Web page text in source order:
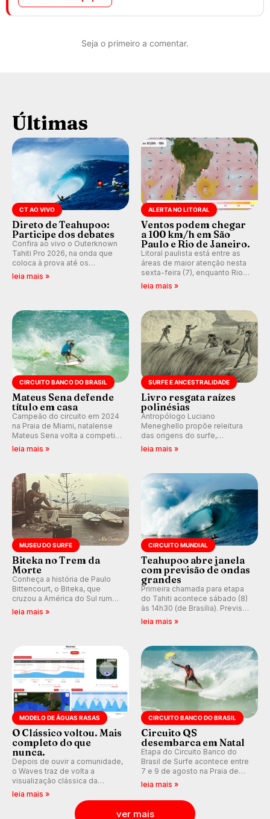
Seja o primeiro a comentar.
Últimas
CT AO VIVO
Direto de Teahupoo:
Participe dos debates
Confira ao vivo o Outerknown
Tahiti Pro 2026, na onda que
coloca à prova até os
melhores surfistas do mundo.
etapas da WSL.
leia mais »
ALERTA NO LITORAL
Ventos podem chegar
a 100 km/h em São
Paulo e Rio de Janeiro.
Litoral paulista está entre as
áreas de maior atenção nesta
sexta-feira (7), enquanto Rio
de Janeiro também recebe
km/h em Itanhaém.
leia mais »
CIRCUITO BANCO DO BRASIL
Mateus Sena defende
título em casa
Campeão do circuito em 2024
na Praia de Miami, natalense
Mateus Sena volta a competir
em casa em busca de manter a
leia mais »
SURFE E ANCESTRALIDADE
Livro resgata raízes
polinésias
Antropólogo Luciano
Meneghello propõe releitura
das origens do surfe,
resgatando a cultura polinésia
prática em esporte e indústria.
leia mais »
MUSEU DO SURFE
Biteka no Trem da
Morte
Conheça a história de Paulo
Bittencourt, o Biteka, que
cruzou a América do Sul rumo
ao Pacífico em uma jornada
leia mais »
CIRCUITO MUNDIAL
Teahupoo abre janela
com previsão de ondas
grandes
Primeira chamada para etapa
do Tahiti acontece sábado (8)
às 14h30 (de Brasília). Previsão
indica swell consistente.
Kelly Slater convidado.
leia mais »
MODELO DE ÁGUAS RASAS
O Clássico voltou. Mais
completo do que
nunca.
Depois de ouvir a comunidade,
o Waves traz de volta a
visualização clássica da
previsão de águas rasas,
agora integrada à nova
plataforma e com previsão das
leia mais »
CIRCUITO BANCO DO BRASIL
Circuito QS
desembarca em Natal
Etapa do Circuito Banco do
Brasil de Surfe acontece entre
7 e 9 de agosto na Praia de
Miami (RN), em disputas
(QS) 4.000 e pela corrida por
vagas no Challenger Series.
leia mais »
ver mais